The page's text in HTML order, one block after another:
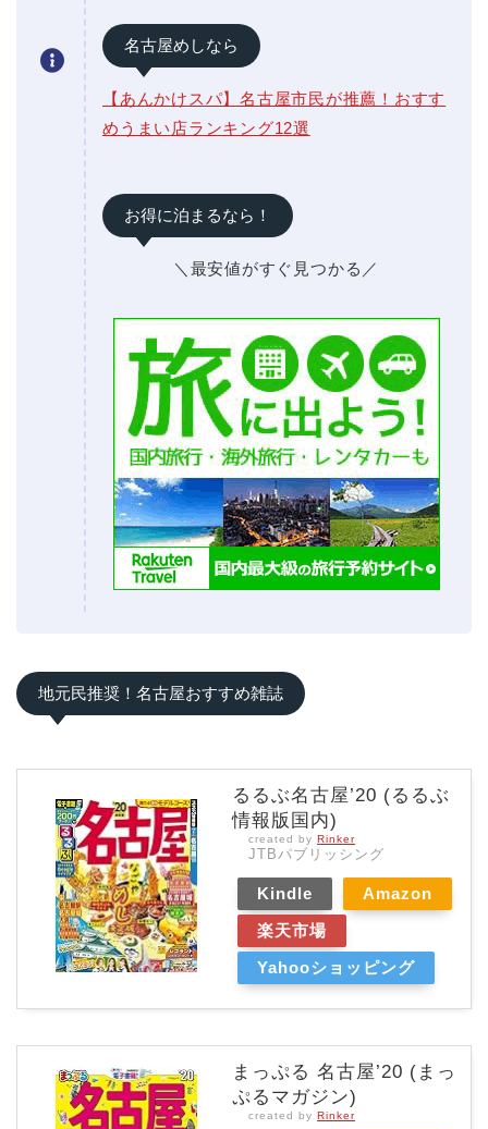
名古屋めしなら
【あんかけスパ】名古屋市民が推薦！おすす
めうまい店ランキング12選
お得に泊まるなら！
＼最安値がすぐ見つかる／
地元民推奨！名古屋おすすめ雑誌
るるぶ名古屋’20 (るるぶ
情報版国内)
created by Rinker
JTBパブリッシング
Kindle
Amazon
楽天市場
Yahooショッピング
まっぷる 名古屋’20 (まっ
ぷるマガジン)
created by Rinker